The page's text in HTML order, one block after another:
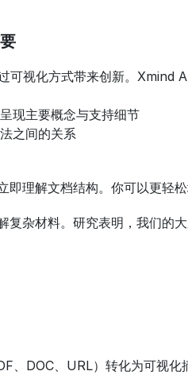
可视化方式带来创新。Xmind
现主要概念与支持细节
之间的关系
即理解文档结构。你可以更轻
复杂材料。研究表明，我们的
、DOC、URL）转化为可视化